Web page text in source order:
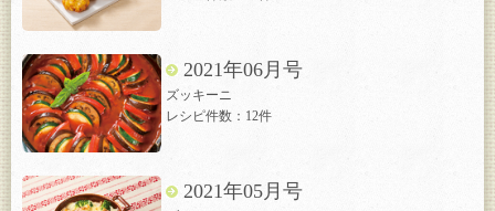
2021年06月号
ズッキーニ
レシピ件数：12件
2021年05月号